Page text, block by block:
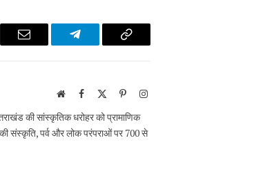
Email Telegram Copy
WebsiteFacebook PinterestInstagram
की सांस्कृतिक धरोहर को प्रामाणिक
संस्कृति, पर्व और लोक परंपराओं पर 700 से